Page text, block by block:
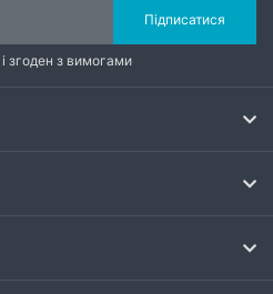
Підписатися
і згоден з вимогами